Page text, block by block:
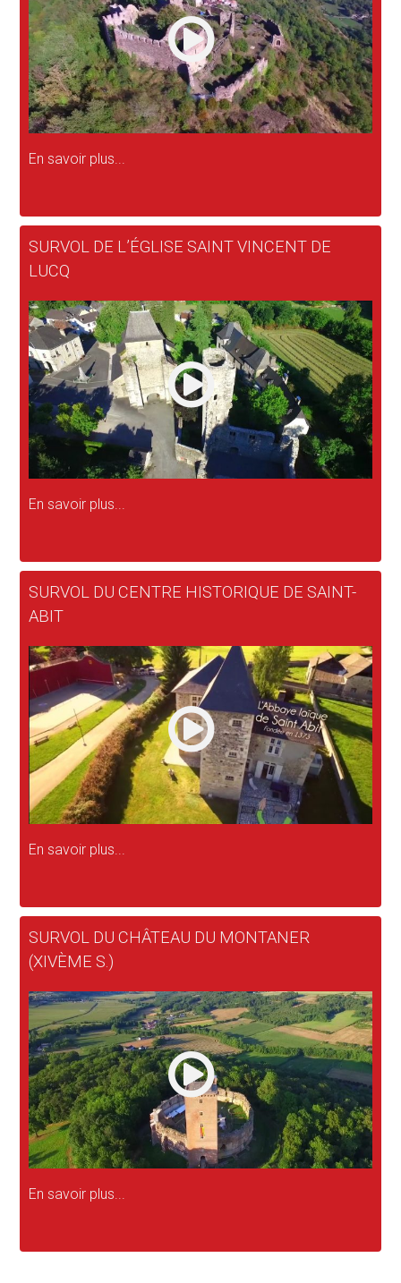
En savoir plus...
SURVOL DE L’ÉGLISE SAINT VINCENT DE
LUCQ
En savoir plus...
SURVOL DU CENTRE HISTORIQUE DE SAINT-
ABIT
En savoir plus...
SURVOL DU CHÂTEAU DU MONTANER
(XIVÈME S.)
En savoir plus...